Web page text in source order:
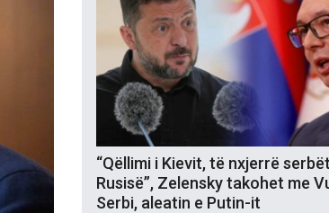
“Qëllimi i Kievit, të nxjerrë
Rusisë”, Zelensky takohet me
Serbi, aleatin e Putin-it